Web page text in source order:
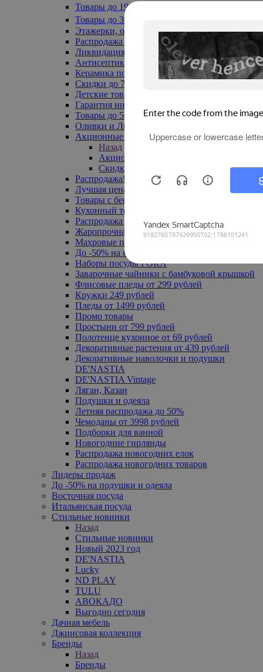
Товары до 199₽
Товары до 399₽
Этажерки, обувницы
Распродажа текстиля до -50%
Ликвидация до -70%
Антисептики
Керамика по 129 руб
Скидки до 70%
Детские товары
Гарантия низкой цены
Товары до 500 руб
Оливки и Лимоны
Акционные товары
Назад
Акционные товары
Скидка 20% по промокоду
Распродажа! Ульяновск до -70%
Лучшая цена
Товары с бесплатной доставкой
Кухонный текстиль
Распродажа до -50%
Жаропрочная посуда
Махровые полотенца
До -50% на ковры
Наборы посуды FORA
Заварочные чайники с бамбуковой крышкой
Флисовые пледы от 299 рублей
Кружки 249 рублей
Пледы от 1499 рублей
Промо товары
Простыни от 799 рублей
Полотенце кухонное от 69 рублей
Декоративные растения от 439 рублей
Декоративные наволочки и подушки
DE'NASTIA
DE'NASTIA Vintage
Ляган, Казан
Подушки и одеяла
Летняя распродажа до 50%
Чемоданы от 3998 рублей
Подборки для ванной
Новогодние гирлянды
Распродажа новогодних елок
Распродажа новогодних товаров
Лидеры продаж
До -50% на подушки и одеяла
Восточная посуда
Итальянская посуда
Стильные новинки
Назад
Стильные новинки
Новый 2023 год
DE'NASTIA
Lucky
ND PLAY
TULU
АВОКАДО
Выгодно сегодня
Дачная мебель
Джинсовая коллекция
Бренды
Назад
Бренды